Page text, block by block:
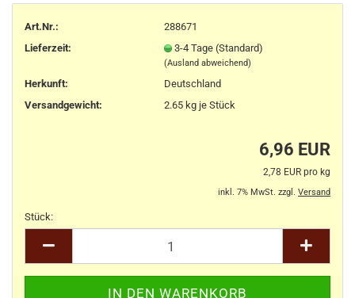
Art.Nr.:
288671
Lieferzeit:
3-4 Tage (Standard)
(Ausland abweichend)
Herkunft:
Deutschland
Versandgewicht:
2.65kg je Stück
6,96 EUR
2,78 EUR pro kg
inkl. 7% MwSt. zzgl. Versand
Stück: